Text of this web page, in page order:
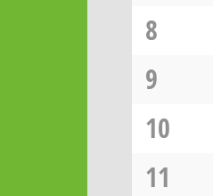
8
9
10
11